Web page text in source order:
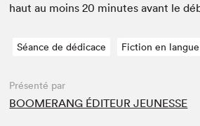
haut au moins20 min­utes avant le
Séance de dédicace Fiction en
Présenté par
BOOMERANG ÉDITEUR JEUNESSE